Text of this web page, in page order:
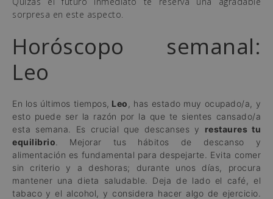
sorpresa en este aspecto.
Horóscopo semanal:
Leo
En los últimos tiempos, Leo , has estado muy ocupado/a, y
esto puede ser la razón por la que te sientes cansado/a
esta semana. Es crucial que descanses y restaures tu
equilibrio . Mejorar tus hábitos de descanso y
alimentación es fundamental para despejarte. Evita comer
sin criterio y a deshoras; durante unos días, procura
mantener una dieta saludable. Deja de lado el café, el
tabaco y el alcohol, y considera hacer algo de ejercicio.